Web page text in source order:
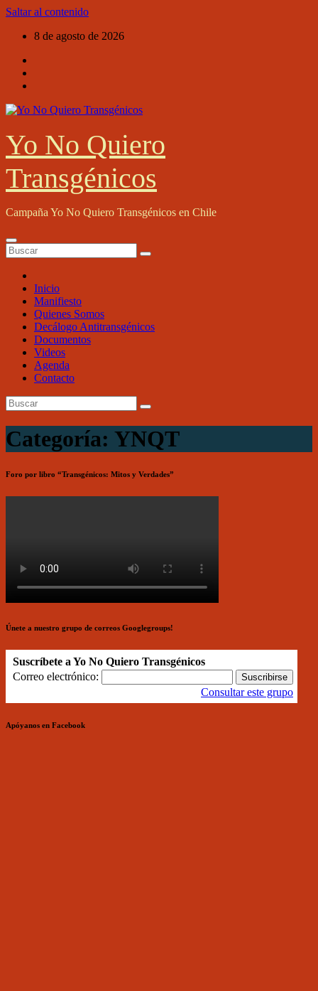
Saltar al contenido
8 de agosto de 2026
Yo No Quiero
Transgénicos
Campaña Yo No Quiero Transgénicos en Chile
Inicio
Manifiesto
Quienes Somos
Decálogo Antitransgénicos
Documentos
Videos
Agenda
Contacto
Categoría: YNQT
Foro por libro “Transgénicos: Mitos y Verdades”
Únete a nuestro grupo de correos Googlegroups!
Suscríbete a Yo No Quiero Transgénicos
Correo electrónico:
Consultar este grupo
Apóyanos en Facebook